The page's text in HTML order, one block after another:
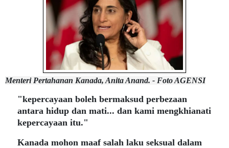
Menteri Pertahanan Kanada, Anita Anand. - Foto AGENSI
"kepercayaan boleh bermaksud perbezaan
antara hidup dan mati... dan kami mengkhianati
kepercayaan itu."
Kanada mohon maaf salah laku seksual dalam